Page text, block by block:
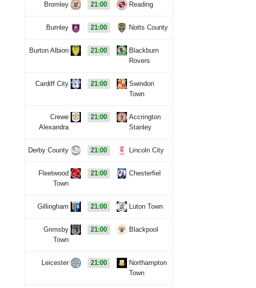
Bromley 21:00 Reading
Burnley 21:00 Notts County
Burton Albion 21:00
Blackburn
Rovers
Cardiff City 21:00
Swindon
Town
Crewe
Alexandra
21:00
Accrington
Stanley
Derby County 21:00 Lincoln City
Fleetwood
Town
21:00 Chesterfiel
Gillingham 21:00 Luton Town
Grimsby
Town
21:00 Blackpool
Leicester 21:00
Northampton
Town